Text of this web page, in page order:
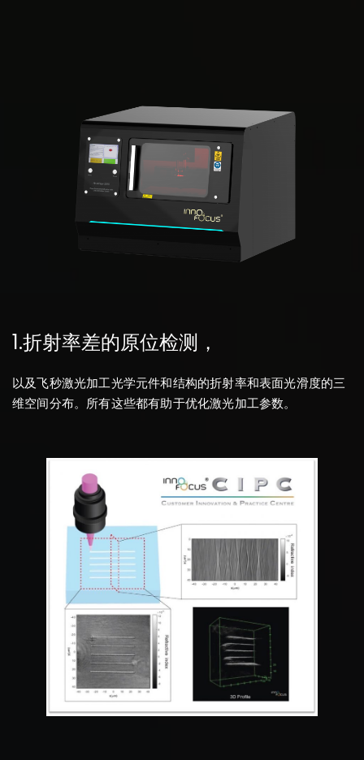
1.折射率差的原位检测，
以及飞秒激光加工光学元件和结构的折射率和表面光滑度的三
维空间分布。所有这些都有助于优化激光加工参数。